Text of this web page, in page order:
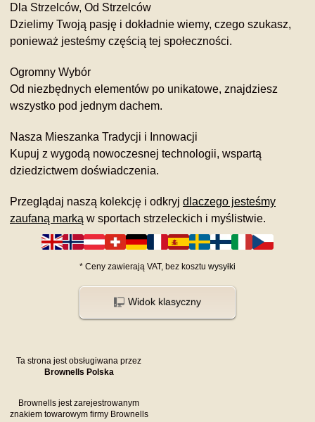
Dla Strzelców, Od Strzelców
Dzielimy Twoją pasję i dokładnie wiemy, czego szukasz,
ponieważ jesteśmy częścią tej społeczności.
Ogromny Wybór
Od niezbędnych elementów po unikatowe, znajdziesz
wszystko pod jednym dachem.
Nasza Mieszanka Tradycji i Innowacji
Kupuj z wygodą nowoczesnej technologii, wspartą
dziedzictwem doświadczenia.
Przeglądaj naszą kolekcję i odkryj dlaczego jesteśmy
zaufaną marką w sportach strzeleckich i myślistwie.
* Ceny zawierają VAT, bez kosztu wysyłki
Widok klasyczny
Ta strona jest obsługiwana przez
Brownells Polska
Brownells jest zarejestrowanym
znakiem towarowym firmy Brownells